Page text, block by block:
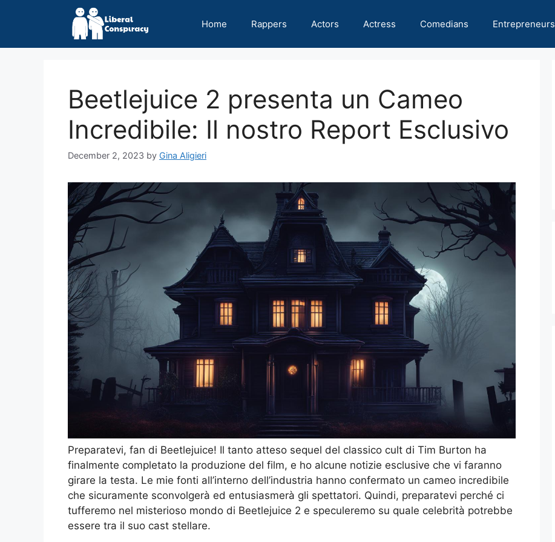
Home Rappers Actors Actress Comedians Entrepreneurs
Beetlejuice 2 presenta un Cameo
Incredibile: Il nostro Report Esclusivo
December 2, 2023 by Gina Aligieri
Preparatevi, fan di Beetlejuice! Il tanto atteso sequel del classico cult di Tim Burton ha
finalmente completato la produzione del film, e ho alcune notizie esclusive che vi faranno
girare la testa. Le mie fonti all’interno dell’industria hanno confermato un cameo incredibile
che sicuramente sconvolgerà ed entusiasmerà gli spettatori. Quindi, preparatevi perché ci
tufferemo nel misterioso mondo di Beetlejuice 2 e speculeremo su quale celebrità potrebbe
essere tra il suo cast stellare.